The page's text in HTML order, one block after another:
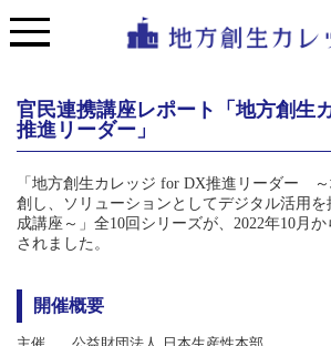
官民連携講座レポート「地方創生
推進リーダー」
「地方創生カレッジ for DX推進リーダー ～
創し、ソリューションとしてデジタル活用
成講座～」全10回シリーズが、2022年10月
されました。
開催概要